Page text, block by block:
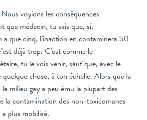
voyions les conséquences
que médecin, tu sais que, si,
a que cinq, l’inaction en contaminera 50
déjà trop. C’est comme le
tu le vois venir, sauf que, avec le
chose, à ton échelle. Alors que la
milieu gay a peu ému la plupart des
la contamination des non-toxicomanes
plus mobilisé.